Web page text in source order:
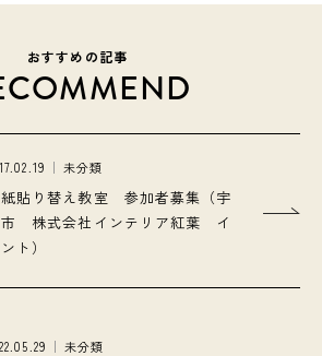
おすすめの記事
未分類
貼り替え教室 参加者募集（宇
株式会社インテリア紅葉 イ
ト）
未分類